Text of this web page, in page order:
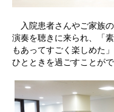
入院患者さんやご家族
演奏を聴きに来られ、「
もあってすごく楽しめた
ひとときを過ごすことがで